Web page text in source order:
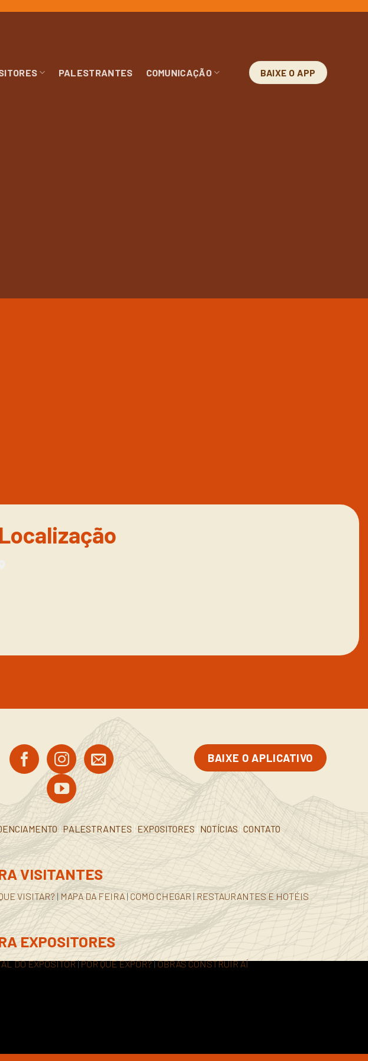
PALESTRANTES COMUNICAÇÃO BAIXE O APP
Localização
BAIXE O APLICATIVO
| PALESTRANTES | EXPOSITORES | NOTÍCIAS | CONTATO
VISITANTES
VISITAR? | MAPA DA FEIRA | COMO CHEGAR | RESTAURANTES E HOTÉIS
EXPOSITORES
DO EXPOSITOR|POR QUE EXPOR?|OBRAS CONSTRUIR AÍ